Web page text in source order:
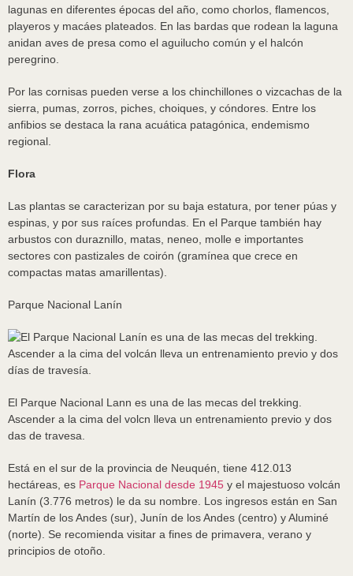
lagunas en diferentes épocas del año, como chorlos, flamencos,
playeros y macáes plateados. En las bardas que rodean la laguna
anidan aves de presa como el aguilucho común y el halcón
peregrino.
Por las cornisas pueden verse a los chinchillones o vizcachas de la
sierra, pumas, zorros, piches, choiques, y cóndores. Entre los
anfibios se destaca la rana acuática patagónica, endemismo
regional.
Flora
Las plantas se caracterizan por su baja estatura, por tener púas y
espinas, y por sus raíces profundas. En el Parque también hay
arbustos con duraznillo, matas, neneo, molle e importantes
sectores con pastizales de coirón (gramínea que crece en
compactas matas amarillentas).
Parque Nacional Lanín
El Parque Nacional Lann es una de las mecas del trekking.
Ascender a la cima del volcn lleva un entrenamiento previo y dos
das de travesa.
Está en el sur de la provincia de Neuquén, tiene 412.013
hectáreas, es Parque Nacional desde 1945 y el majestuoso volcán
Lanín (3.776 metros) le da su nombre. Los ingresos están en San
Martín de los Andes (sur), Junín de los Andes (centro) y Aluminé
(norte). Se recomienda visitar a fines de primavera, verano y
principios de otoño.